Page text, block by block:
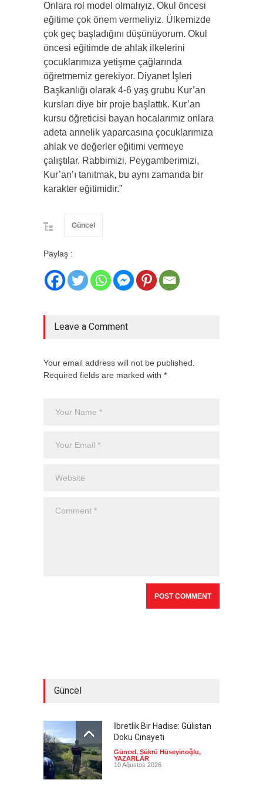
Onlara rol model olmalıyız. Okul öncesi
eğitime çok önem vermeliyiz. Ülkemizde
çok geç başladığını düşünüyorum. Okul
öncesi eğitimde de ahlak ilkelerini
çocuklarımıza yetişme çağlarında
öğretmemiz gerekiyor. Diyanet İşleri
Başkanlığı olarak 4-6 yaş grubu Kur’an
kursları diye bir proje başlattık. Kur’an
kursu öğreticisi bayan hocalarımız onlara
adeta annelik yaparcasına çocuklarımıza
ahlak ve değerler eğitimi vermeye
çalıştılar. Rabbimizi, Peygamberimizi,
Kur’an’ı tanıtmak, bu aynı zamanda bir
karakter eğitimidir.”
Güncel
Paylaş :
Leave a Comment
Your email address will not be published.
Required fields are marked with *
Güncel
İbretlik Bir Hadise: Gülistan
Doku Cinayeti
Güncel , Şükrü Hüseyinoğlu,
YAZARLAR
10 Ağustos 2026